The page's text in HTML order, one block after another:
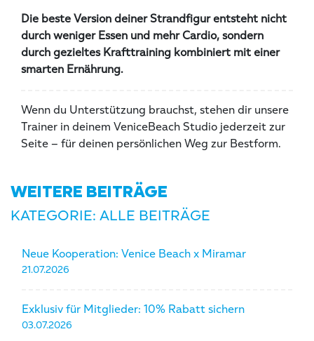
Die beste Version deiner Strandfigur entsteht nicht
durch weniger Essen und mehr Cardio, sondern
durch gezieltes Krafttraining kombiniert mit einer
smarten Ernährung.
Wenn du Unterstützung brauchst, stehen dir unsere
Trainer in deinem VeniceBeach Studio jederzeit zur
Seite – für deinen persönlichen Weg zur Bestform.
WEITERE BEITRÄGE
KATEGORIE: ALLE BEITRÄGE
Neue Kooperation: Venice Beach x Miramar
21.07.2026
Exklusiv für Mitglieder: 10% Rabatt sichern
03.07.2026